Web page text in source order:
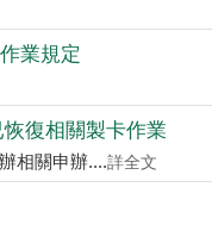
業規定
復相關製卡作業
相關申辦....詳全文